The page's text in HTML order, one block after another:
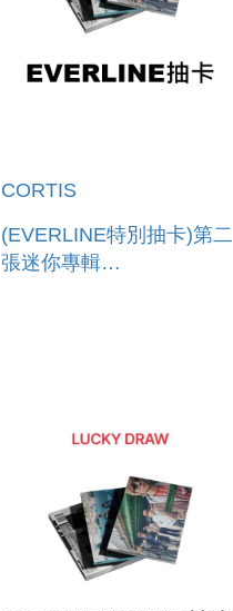
CORTIS
(EVERLINE特別抽卡)第二
張迷你專輯